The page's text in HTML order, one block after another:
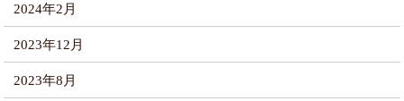
2024年2月
2023年12月
2023年8月